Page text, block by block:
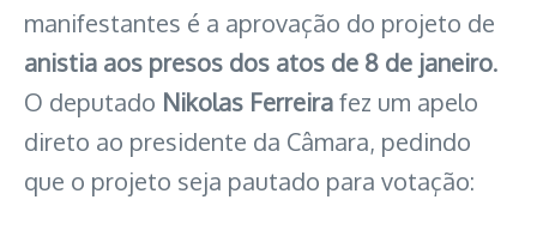
manifestantes é a aprovação do projeto de
anistia aos presos dos atos de 8 de janeiro.
O deputado Nikolas Ferreirafez um apelo
direto ao presidente da Câmara, pedindo
que o projeto seja pautado para votação: